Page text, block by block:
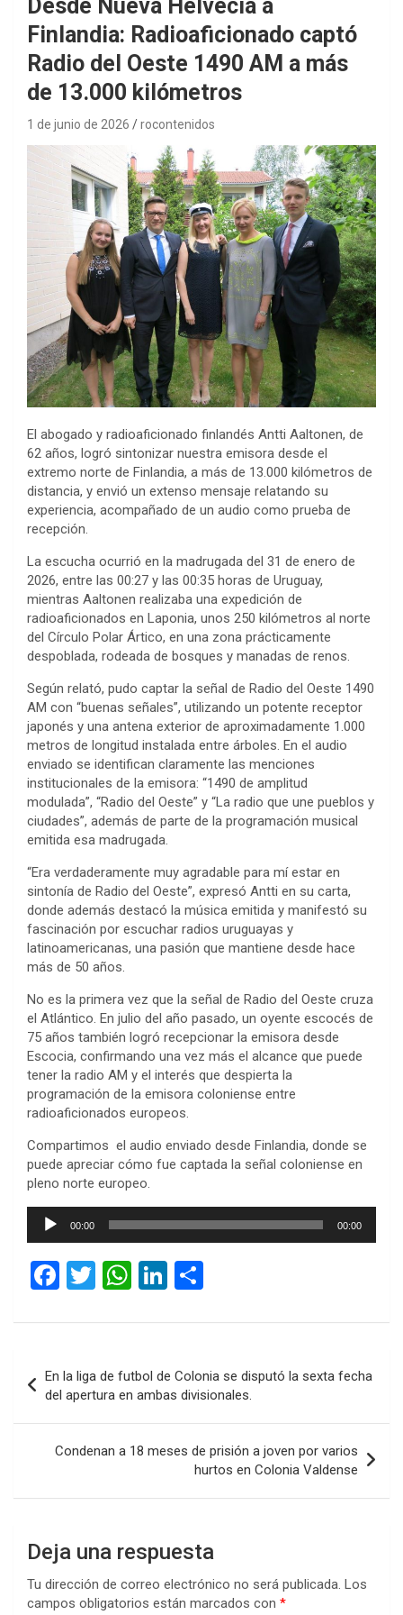
Desde Nueva Helvecia a
Finlandia: Radioaficionado captó
Radio del Oeste 1490 AM a más
de 13.000 kilómetros
1 de junio de 2026 rocontenidos
El abogado y radioaficionado finlandés Antti Aaltonen, de
62 años, logró sintonizar nuestra emisora desde el
extremo norte de Finlandia, a más de 13.000 kilómetros de
distancia, y envió un extenso mensaje relatando su
experiencia, acompañado de un audio como prueba de
recepción.
La escucha ocurrió en la madrugada del 31 de enero de
2026, entre las 00:27 y las 00:35 horas de Uruguay,
mientras Aaltonen realizaba una expedición de
radioaficionados en Laponia, unos 250 kilómetros al norte
del Círculo Polar Ártico, en una zona prácticamente
despoblada, rodeada de bosques y manadas de renos.
Según relató, pudo captar la señal de Radio del Oeste 1490
AM con “buenas señales”, utilizando un potente receptor
japonés y una antena exterior de aproximadamente 1.000
metros de longitud instalada entre árboles. En el audio
enviado se identifican claramente las menciones
institucionales de la emisora: “1490 de amplitud
modulada”, “Radio del Oeste” y “La radio que une pueblos y
ciudades”, además de parte de la programación musical
emitida esa madrugada.
“Era verdaderamente muy agradable para mí estar en
sintonía de Radio del Oeste”, expresó Antti en su carta,
donde además destacó la música emitida y manifestó su
fascinación por escuchar radios uruguayas y
latinoamericanas, una pasión que mantiene desde hace
más de 50 años.
No es la primera vez que la señal de Radio del Oeste cruza
el Atlántico. En julio del año pasado, un oyente escocés de
75 años también logró recepcionar la emisora desde
Escocia, confirmando una vez más el alcance que puede
tener la radio AM y el interés que despierta la
programación de la emisora coloniense entre
radioaficionados europeos.
Compartimos el audio enviado desde Finlandia, donde se
puede apreciar cómo fue captada la señal coloniense en
pleno norte europeo.
Reproductor
00:00 00:00
F
ce
o
o
k
T
tt
W
at
A
p
p
Li
ke
n
m
ar
tir
de
entradas
En la liga de futbol de Colonia se disputó la sexta fecha
del apertura en ambas divisionales.
Condenan a 18 meses de prisión a joven por varios
hurtos en Colonia Valdense
Deja una respuesta
Tu dirección de correo electrónico no será publicada. Los
campos obligatorios están marcados con *